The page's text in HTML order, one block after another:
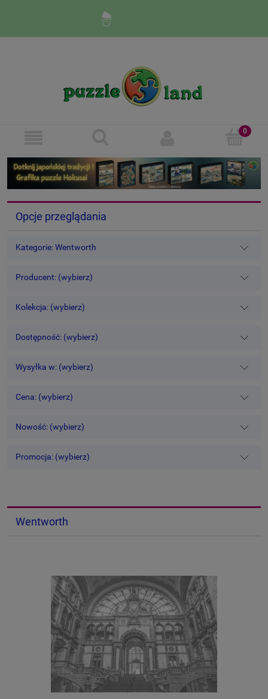
Opcje przeglądania
Kategorie: Wentworth
Producent: (wybierz)
Kolekcja: (wybierz)
Dostępność: (wybierz)
Wysyłka w: (wybierz)
Cena: (wybierz)
Nowość: (wybierz)
Promocja: (wybierz)
Wentworth